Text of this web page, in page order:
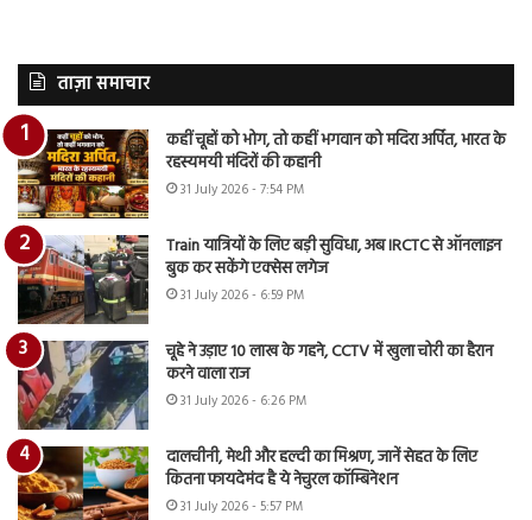
ताज़ा समाचार
कहीं चूहों को भोग, तो कहीं भगवान को मदिरा अर्पित, भारत के
रहस्यमयी मंदिरों की कहानी
31 July 2026 - 7:54 PM
Train यात्रियों के लिए बड़ी सुविधा, अब IRCTC से ऑनलाइन
बुक कर सकेंगे एक्सेस लगेज
31 July 2026 - 6:59 PM
चूहे ने उड़ाए 10 लाख के गहने, CCTV में खुला चोरी का हैरान
करने वाला राज
31 July 2026 - 6:26 PM
दालचीनी, मेथी और हल्दी का मिश्रण, जानें सेहत के लिए
कितना फायदेमंद है ये नेचुरल कॉम्बिनेशन
31 July 2026 - 5:57 PM